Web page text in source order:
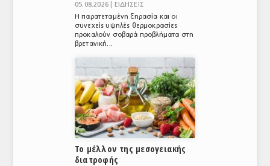
05.08.2026 |
ΕΙΔΗΣΕΙΣ
Η παρατεταμένη ξηρασία και οι
συνεχείς υψηλές θερμοκρασίες
προκαλούν σοβαρά προβλήματα στη
βρετανική...
Το μέλλον της μεσογειακής
διατροφής